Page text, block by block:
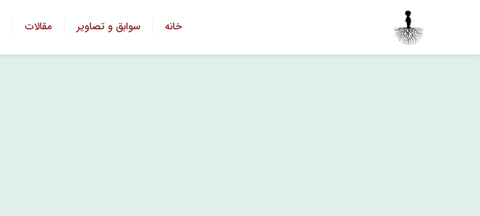
خانه سوابق و تصاویر مقالات